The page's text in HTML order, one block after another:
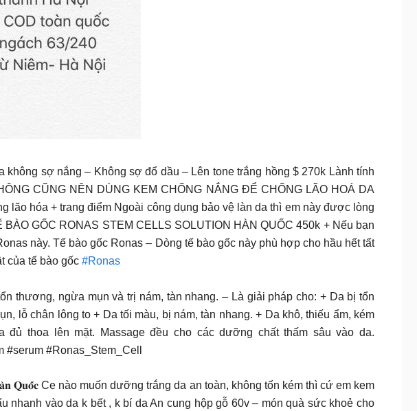
không sợ nắng – Không sợ đổ dầu – Lên tone trắng hồng $ 270k Lành tính
CŨNG NÊN DÙNG KEM CHỐNG NẮNG ĐỂ CHỐNG LÃO HOÁ DA
lão hóa + trang điểm Ngoài công dụng bảo vệ làn da thì em này được lòng
GỐC RONAS STEM CELLS SOLUTION HÀN QUỐC 450k + Nếu bạn
này. Tế bào gốc Ronas – Dòng tế bào gốc này phù hợp cho hầu hết tất
của tế bào gốc #Ronas
thương, ngừa mụn và trị nám, tàn nhang. – Là giải pháp cho: + Da bị tổn
lỗ chân lông to + Da tối màu, bị nám, tàn nhang. + Da khô, thiếu ẩm, kém
thoa lên mặt. Massage đều cho các dưỡng chất thấm sâu vào da.
#Ronas_Stem_Cell
𝐐𝐮𝐨̂́𝐜 Ce nào muốn dưỡng trắng da an toàn, không tốn kém thì cứ em kem
vào da k bết , k bí da An cung hộp gỗ 60v – món quà sức khoẻ cho